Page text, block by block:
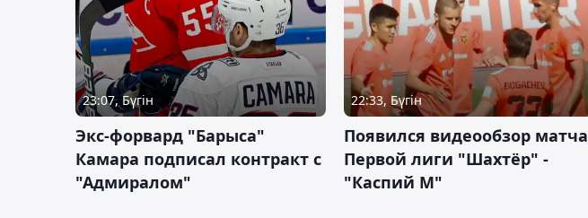
23:07, Бүгін
Экс-форвард "Барыса"
Камара подписал контракт с
"Адмиралом"
22:33, Бүгін
Появился видеообзор матча
Первой лиги "Шахтёр" -
"Каспий М"